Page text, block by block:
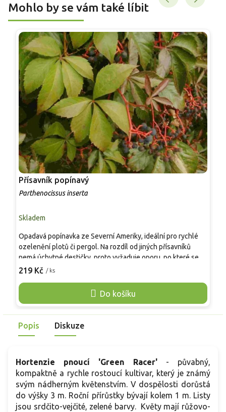
Mohlo by se vám také líbit
Přísavník popínavý
Parthenocissus inserta
Skladem
219 Kč / ks
Do košíku
Opadavá popínavka ze Severní Ameriky, ideální pro rychlé
ozelenění plotů či pergol. Na rozdíl od jiných přísavníků
nemá úchytné destičky, proto vyžaduje oporu, po které se
vine pomocí větvených úponků. Během sezóny zdobí
promění v zářivou paletu purpurových a červených tónů.
Tato odolná rostlina čistí ovzduší, tlumí hluk a nabízí
přínos pro každou zahradu.
Popis Diskuze
Hortenzie pnoucí 'Green Racer'- půvabný,
kompaktně a rychle rostoucí kultivar, který je známý
svým nádherným květenstvím. V dospělosti dorůstá
do výšky 3 m. Roční přírůstky bývají kolem 1 m. Listy
jsou srdčito-vejčité, zelené barvy. Květy mají růžovo-